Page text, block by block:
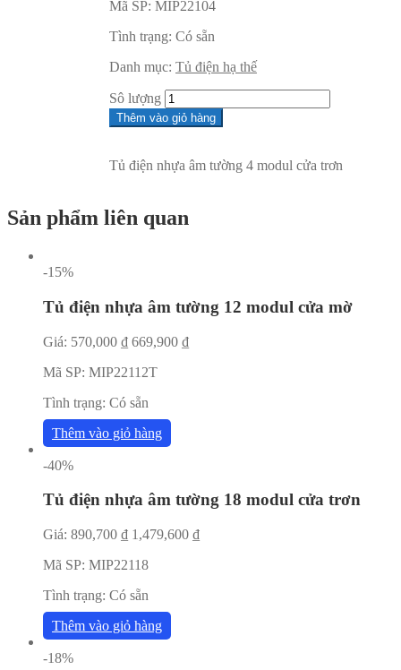
Mã SP: MIP22104
Tình trạng: Có sẵn
Danh mục: Tủ điện hạ thế
Sô lượng
Thêm vào giỏ hàng
Tủ điện nhựa âm tường 4 modul cửa trơn
Sản phẩm liên quan
-15%
Tủ điện nhựa âm tường 12 modul cửa mờ
Giá: 570,000 ₫ 669,900 ₫
Mã SP: MIP22112T
Tình trạng: Có sẵn
Thêm vào giỏ hàng
-40%
Tủ điện nhựa âm tường 18 modul cửa trơn
Giá: 890,700 ₫ 1,479,600 ₫
Mã SP: MIP22118
Tình trạng: Có sẵn
Thêm vào giỏ hàng
-18%